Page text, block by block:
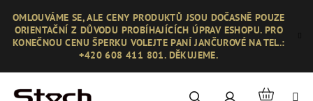
obsah
OMLOUVÁME SE, ALE CENY PRODUKTŮ JSOU DOČASNĚ POUZE
ORIENTAČNÍ Z DŮVODU PROBÍHAJÍCÍCH ÚPRAV ESHOPU. PRO
KONEČNOU CENU ŠPERKU VOLEJTE PANÍ JANČUROVÉ NA TEL.:
+420 608 411 801. DĚKUJEME.